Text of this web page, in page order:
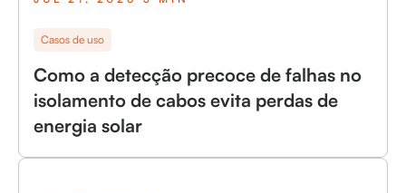
Casos de uso
Como a detecção precoce de falhas no
isolamento de cabos evita perdas de
energia solar